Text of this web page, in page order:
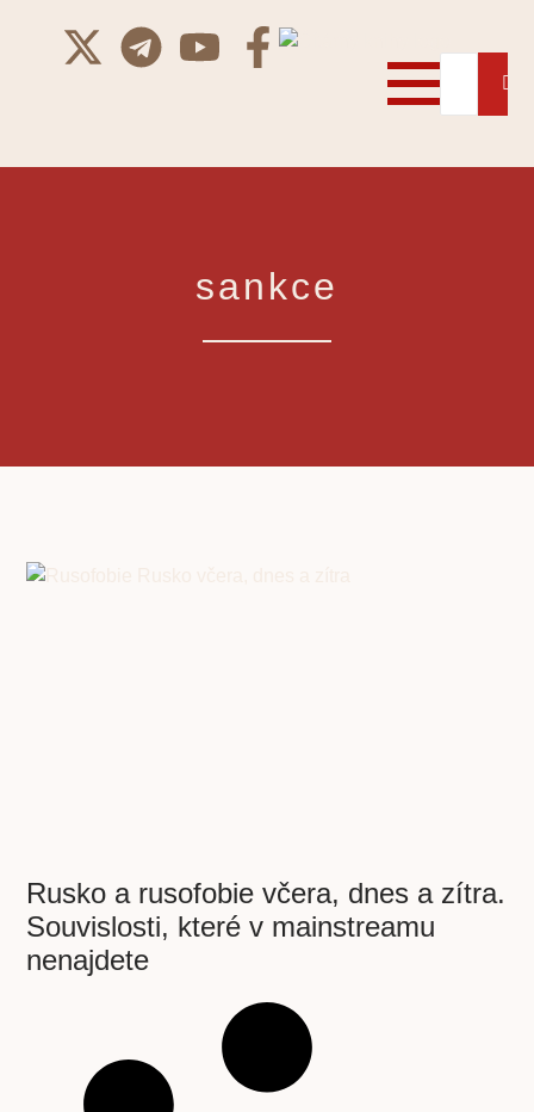
sankce
Rusko a rusofobie včera, dnes a zítra.
Souvislosti, které v mainstreamu
nenajdete